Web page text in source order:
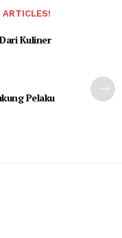
ARTICLES!
Kuliner
Pelaku